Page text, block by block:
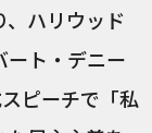
、ハリウッド
ート・デニー
ピーチで「私